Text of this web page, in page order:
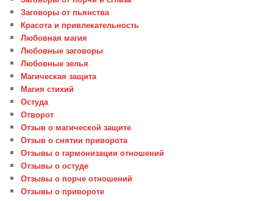
Заговоры от пьянства
Красота и привлекательность
Любовная магия
Любовные заговоры
Любовные зелья
Магическая защита
Магия стихий
Остуда
Отворот
Отзыв о магической защите
Отзыв о снятии приворота
Отзывы о гармонизации отношений
Отзывы о остуде
Отзывы о порче отношений
Отзывы о привороте